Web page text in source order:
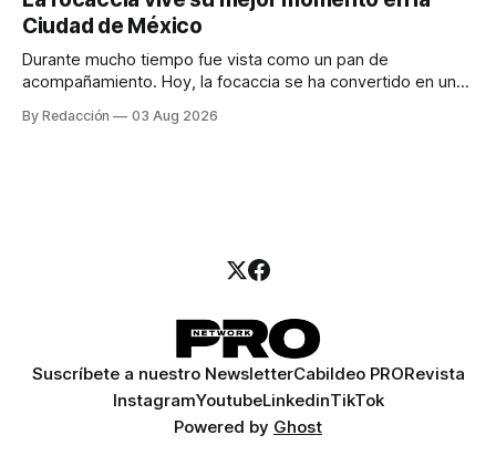
para encontrar prospectos, un vendedor para atender
llamadas y mensajes, y —con suerte— una persona
Ciudad de México
Durante mucho tiempo fue vista como un pan de
acompañamiento. Hoy, la focaccia se ha convertido en uno
artesanal, ingredientes de calidad y experiencias que
By Redacción 03 Aug 2026
Suscríbete a nuestro NewsletterCabildeo PRORevista
InstagramYoutubeLinkedinTikTok
Powered by Ghost